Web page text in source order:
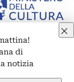
II, 287 –
personali
– 00186 Roma
di
notizia